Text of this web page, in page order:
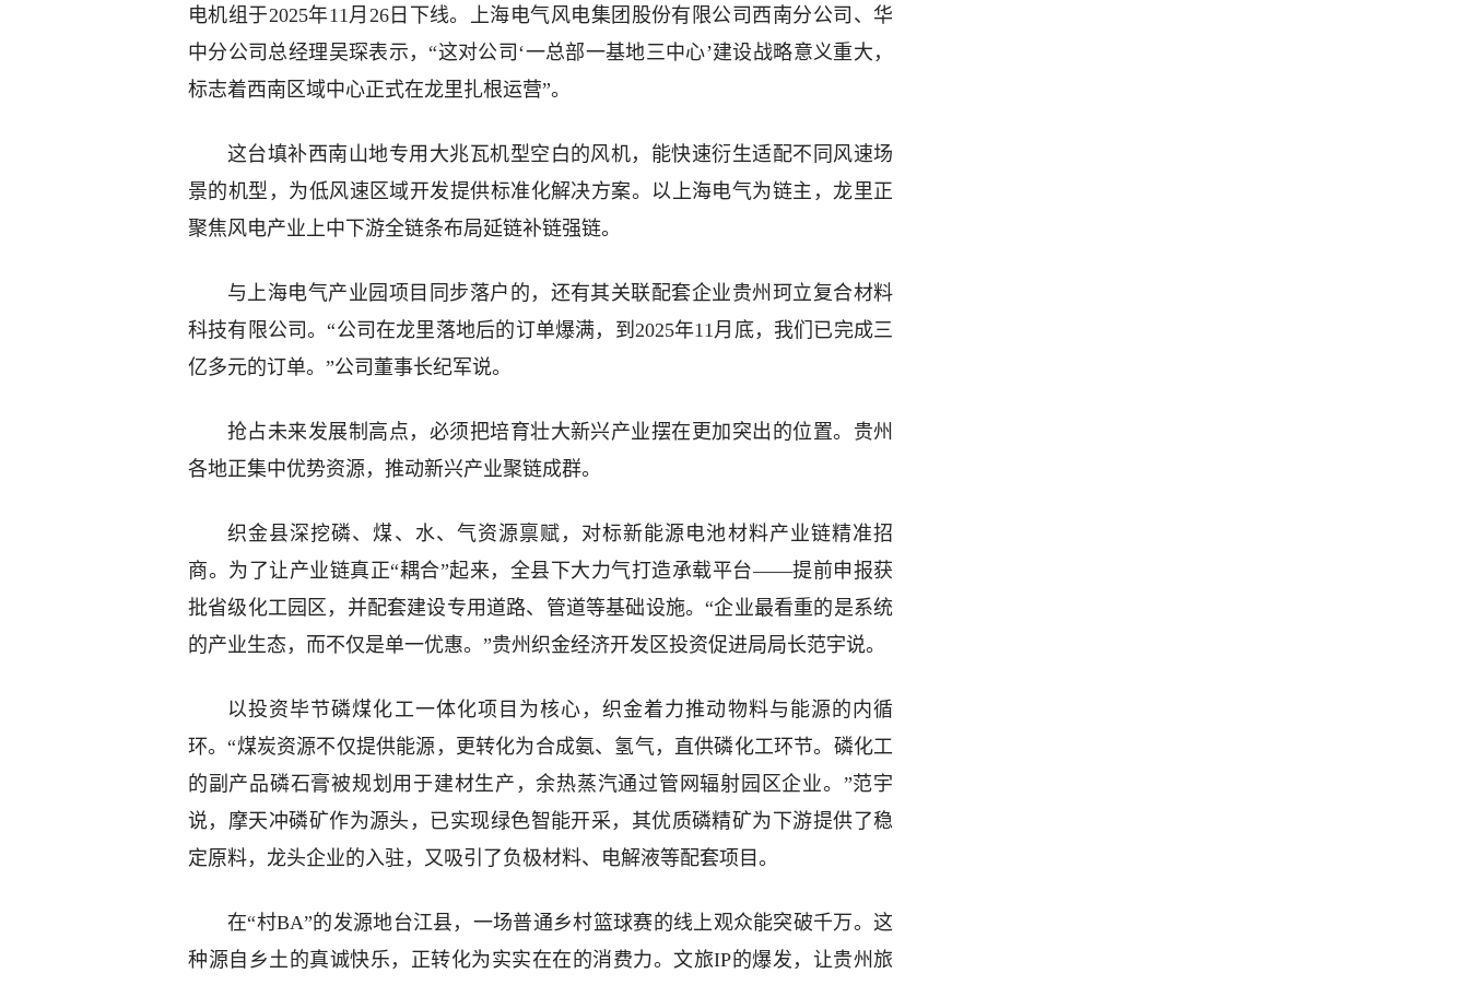
电机组于2025年11月26日下线。上海电气风电集团股份有限公司西南分公司、华
中分公司总经理吴琛表示，“这对公司‘一总部一基地三中心’建设战略意义重大，
标志着西南区域中心正式在龙里扎根运营”。
这台填补西南山地专用大兆瓦机型空白的风机，能快速衍生适配不同风速场
景的机型，为低风速区域开发提供标准化解决方案。以上海电气为链主，龙里正
聚焦风电产业上中下游全链条布局延链补链强链。
与上海电气产业园项目同步落户的，还有其关联配套企业贵州珂立复合材料
科技有限公司。“公司在龙里落地后的订单爆满，到2025年11月底，我们已完成三
亿多元的订单。”公司董事长纪军说。
抢占未来发展制高点，必须把培育壮大新兴产业摆在更加突出的位置。贵州
各地正集中优势资源，推动新兴产业聚链成群。
织金县深挖磷、煤、水、气资源禀赋，对标新能源电池材料产业链精准招
商。为了让产业链真正“耦合”起来，全县下大力气打造承载平台——提前申报获
批省级化工园区，并配套建设专用道路、管道等基础设施。“企业最看重的是系统
的产业生态，而不仅是单一优惠。”贵州织金经济开发区投资促进局局长范宇说。
以投资毕节磷煤化工一体化项目为核心，织金着力推动物料与能源的内循
环。“煤炭资源不仅提供能源，更转化为合成氨、氢气，直供磷化工环节。磷化工
的副产品磷石膏被规划用于建材生产，余热蒸汽通过管网辐射园区企业。”范宇
说，摩天冲磷矿作为源头，已实现绿色智能开采，其优质磷精矿为下游提供了稳
定原料，龙头企业的入驻，又吸引了负极材料、电解液等配套项目。
在“村BA”的发源地台江县，一场普通乡村篮球赛的线上观众能突破千万。这
种源自乡土的真诚快乐，正转化为实实在在的消费力。文旅IP的爆发，让贵州旅